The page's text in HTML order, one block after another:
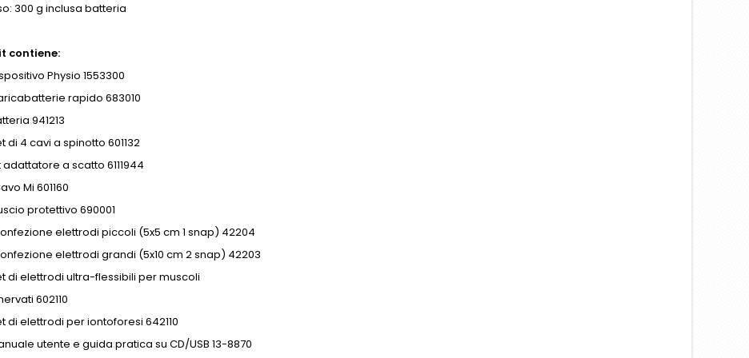
300 g inclusa batteria
contiene:
Physio 1553300
rapido 683010
941213
di 4 cavi a spinotto 601132
adattatore a scatto 6111944
Mi 601160
protettivo 690001
elettrodi piccoli (5x5 cm 1 snap) 42204
elettrodi grandi (5x10 cm 2 snap) 42203
di elettrodi ultra-flessibili per muscoli
602110
di elettrodi per iontoforesi 642110
utente e guida pratica su CD/USB 13-8870